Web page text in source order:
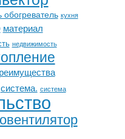
обогреватель кухня
материал
недвижимость
система. система